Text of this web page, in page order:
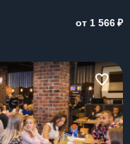
от 1 566₽